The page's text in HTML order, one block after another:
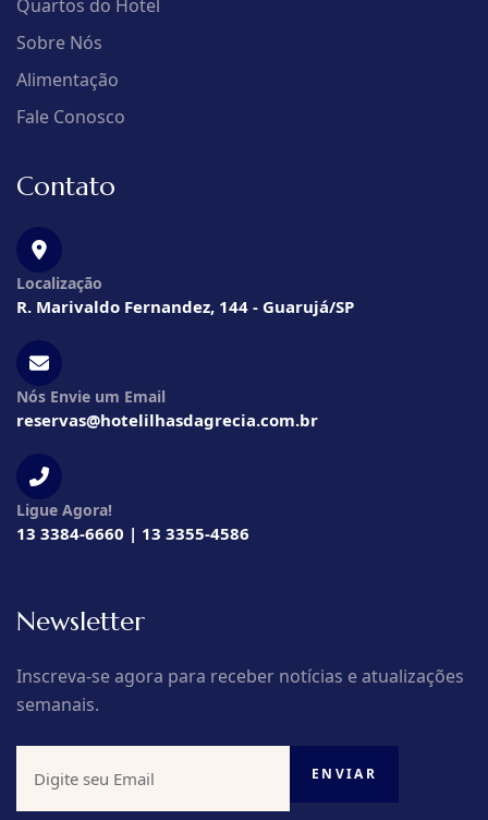
Quartos do Hotel
Sobre Nós
Alimentação
Fale Conosco
Contato
Localização
R. Marivaldo Fernandez, 144 - Guarujá/SP
Nós Envie um Email
reservas@hotelilhasdagrecia.com.br
Ligue Agora!
13 3384-6660 | 13 3355-4586
Newsletter
Inscreva-se agora para receber notícias e atualizações
semanais.